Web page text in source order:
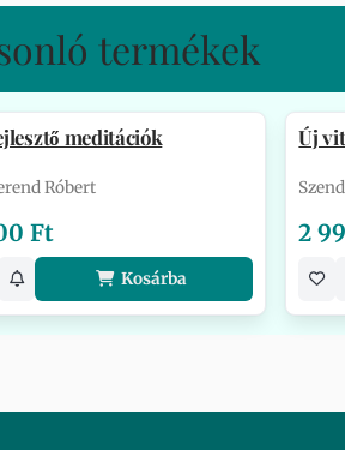
termékek
meditációk
Róbert
Ft
Kosárba
Új
2